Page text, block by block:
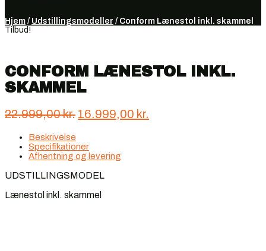
Hjem / Udstillingsmodeller / Conform Lænestol inkl. skammel
Tilbud!
CONFORM LÆNESTOL INKL.
SKAMMEL
22.999,00kr. Den
var:
16.999,00 kr.
Beskrivelse
Specifikationer
Afhentning og levering
UDSTILLINGSMODEL
Lænestol inkl. skammel